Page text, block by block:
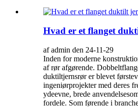
Hvad er et flanget
af admin den 24-11-29
Inden for moderne
af rør afgørende.
duktiltjernsrør er blevet
ingeniørprojekter med deres
ydeevne, brede
fordele. Som førende i